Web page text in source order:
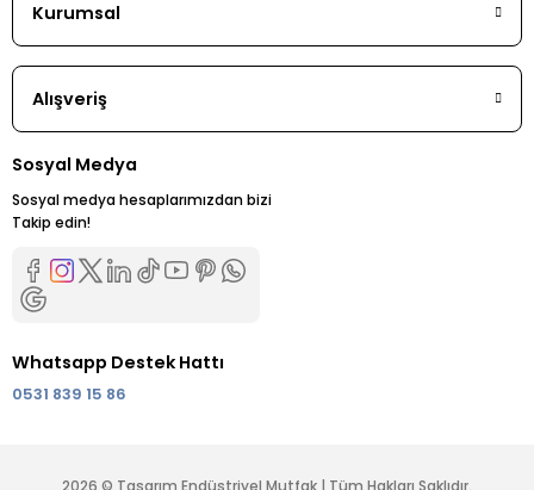
Kurumsal
Alışveriş
Sosyal Medya
Sosyal medya hesaplarımızdan bizi
Takip edin!
Whatsapp Destek Hattı
0531 839 15 86